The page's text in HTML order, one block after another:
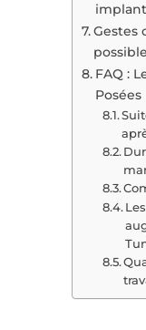
Gestes
FAQ :
Posées